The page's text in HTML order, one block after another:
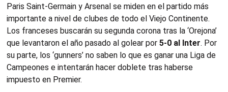
Paris Saint-Germain y Arsenal se miden en el partido más
importante a nivel de clubes de todo el Viejo Continente.
Los franceses buscarán su segunda corona tras la ‘Orejona’
que levantaron el año pasado al golear por 5-0 al Inter. Por
su parte, los ‘gunners’ no saben lo que es ganar una Liga de
Campeones e intentarán hacer doblete tras haberse
impuesto en Premier.